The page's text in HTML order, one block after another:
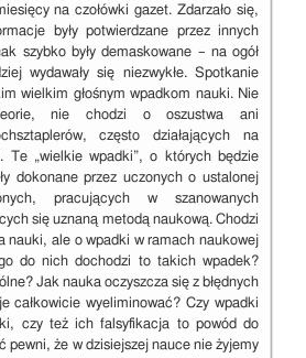
na czołówki gazet. Zdarzało się,
były potwierdzane przez innych
szybko były demaskowane – na ogół
wydawały się niezwykłe. Spotkanie
wielkim głośnym wpadkom nauki. Nie
nie chodzi o oszustwa ani
często działających na
Te „wielkie wpadki”, o których będzie
dokonane przez uczonych o ustalonej
pracujących w szanowanych
się uznaną metodą naukową. Chodzi
nauki, ale o wpadki w ramach naukowej
do nich dochodzi to takich wpadek?
Jak nauka oczyszcza się z błędnych
całkowicie wyeliminować? Czy wpadki
czy też ich falsyfikacja to powód do
pewni, że w dzisiejszej nauce nie żyjemy